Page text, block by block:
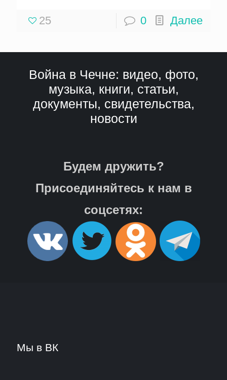
25 0 Далее
Война в Чечне: видео, фото,
музыка, книги, статьи,
документы, свидетельства,
новости
Будем дружить?
Присоединяйтесь к нам в
соцсетях:
Мы в ВК